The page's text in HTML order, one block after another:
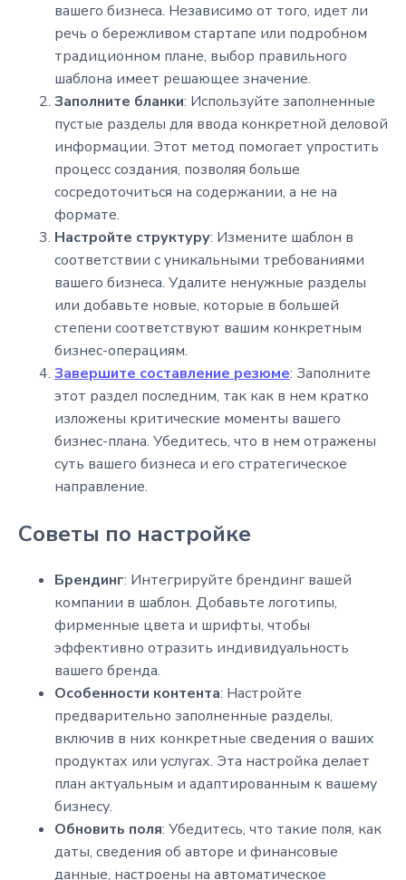
вашего бизнеса. Независимо от того, идет ли
речь о бережливом стартапе или подробном
традиционном плане, выбор правильного
шаблона имеет решающее значение.
Заполните бланки: Используйте заполненные
пустые разделы для ввода конкретной деловой
информации. Этот метод помогает упростить
процесс создания, позволяя больше
сосредоточиться на содержании, а не на
формате.
Настройте структуру: Измените шаблон в
соответствии с уникальными требованиями
вашего бизнеса. Удалите ненужные разделы
или добавьте новые, которые в большей
степени соответствуют вашим конкретным
бизнес-операциям.
Завершите составление резюме: Заполните
этот раздел последним, так как в нем кратко
изложены критические моменты вашего
бизнес-плана. Убедитесь, что в нем отражены
суть вашего бизнеса и его стратегическое
направление.
Советы по настройке
Брендинг: Интегрируйте брендинг вашей
компании в шаблон. Добавьте логотипы,
фирменные цвета и шрифты, чтобы
эффективно отразить индивидуальность
вашего бренда.
Особенности контента: Настройте
предварительно заполненные разделы,
включив в них конкретные сведения о ваших
продуктах или услугах. Эта настройка делает
план актуальным и адаптированным к вашему
бизнесу.
Обновить поля: Убедитесь, что такие поля, как
даты, сведения об авторе и финансовые
данные, настроены на автоматическое